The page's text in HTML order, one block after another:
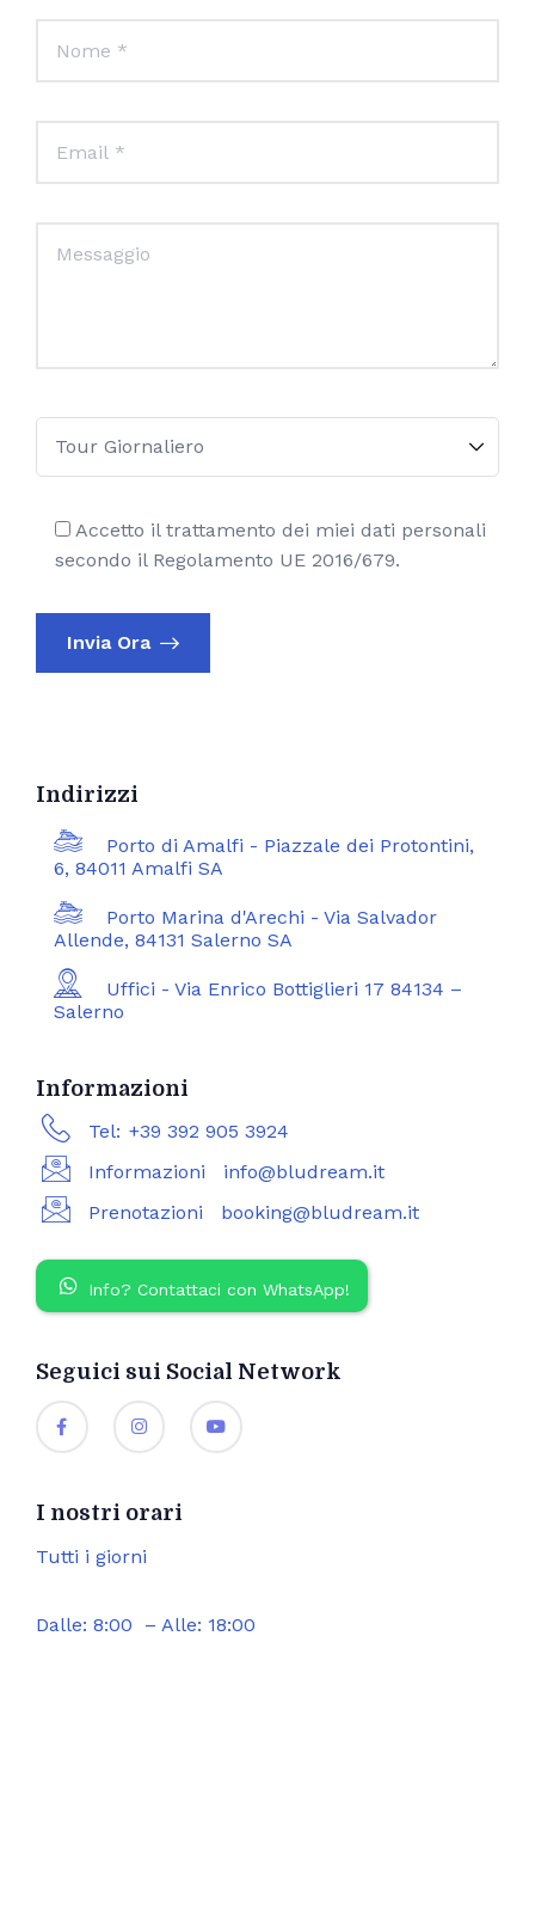
Accetto il trattamento dei miei dati personali
secondo il Regolamento UE 2016/679.
Invia Ora
Indirizzi
Porto di Amalfi - Piazzale dei Protontini,
6, 84011 Amalfi SA
Porto Marina d'Arechi - Via Salvador
Allende, 84131 Salerno SA
Uffici - Via Enrico Bottiglieri 17 84134 –
Salerno
Informazioni
Tel: +39 392 905 3924
Informazioni
info@bludream.it
Prenotazioni
booking@bludream.it
Info? Contattaci con WhatsApp!
Seguici sui Social Network
I nostri orari
Tutti i giorni
Dalle: 8:00 – Alle: 18:00